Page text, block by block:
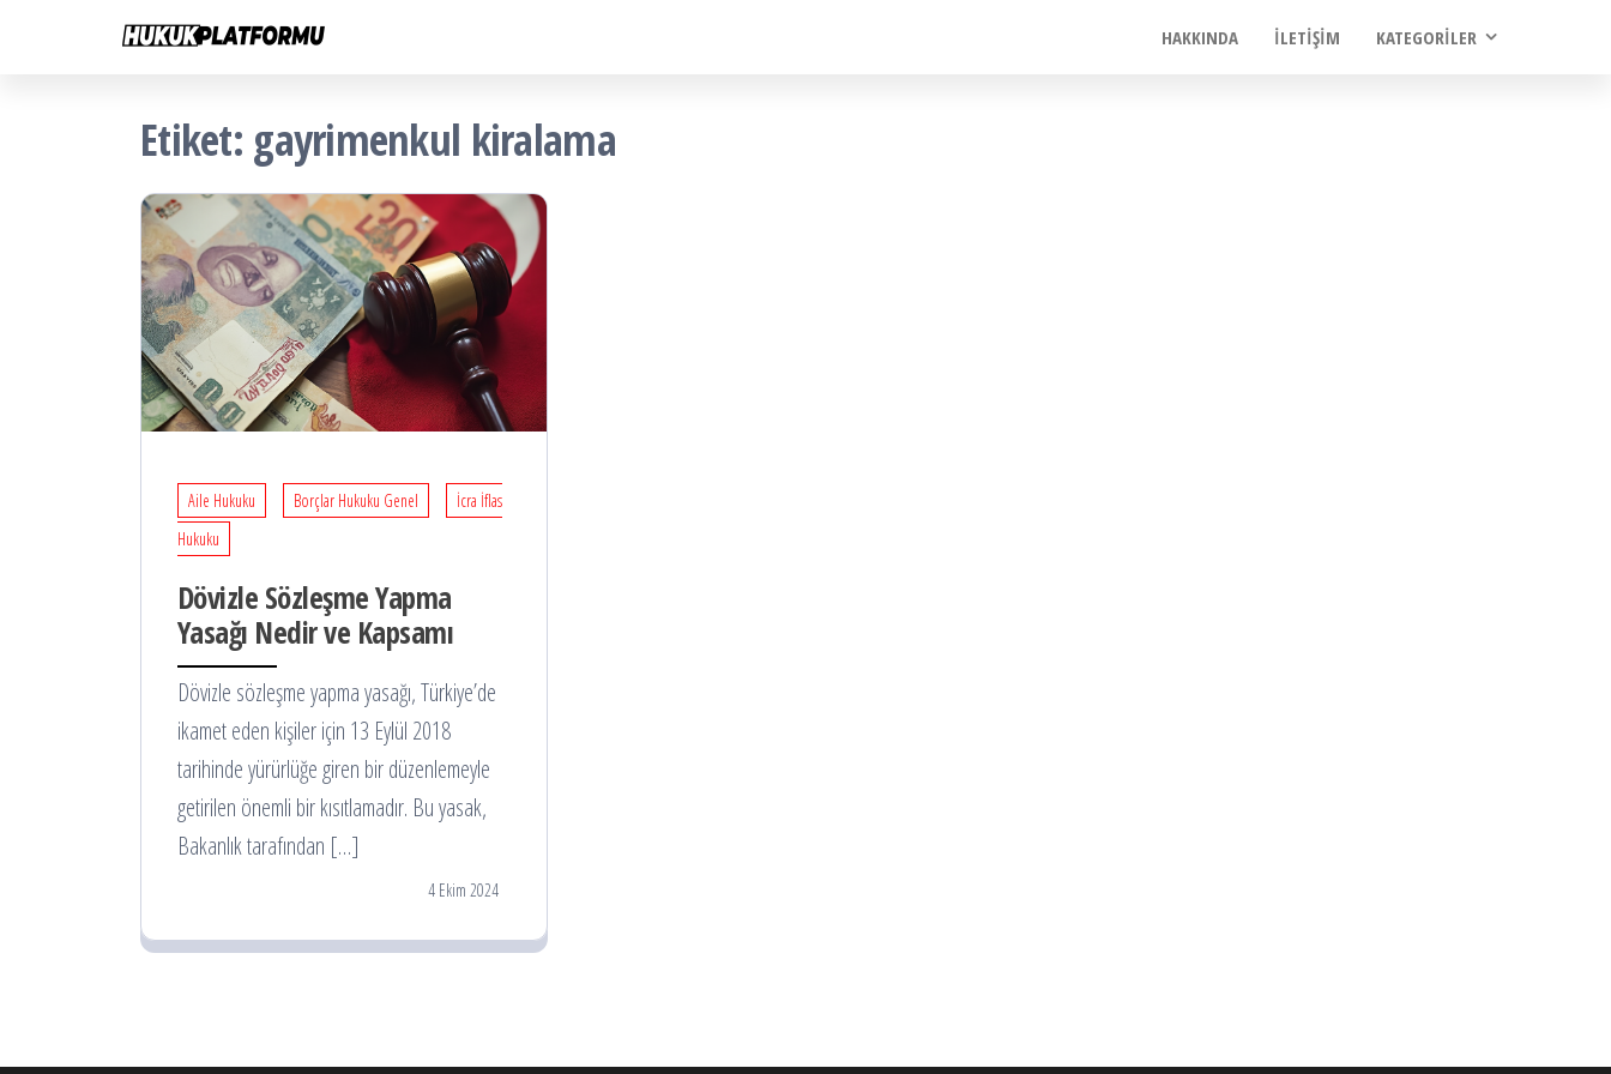
HAKKINDA İLETIŞIM KATEGORILER
Etiket: gayrimenkul kiralama
Aile Hukuku Borçlar Hukuku Genel
İcra İflas
Hukuku
Dövizle Sözleşme Yapma
Yasağı Nedir ve Kapsamı
Dövizle sözleşme yapma yasağı, Türkiye’de
ikamet eden kişiler için 13 Eylül 2018
tarihinde yürürlüğe giren bir düzenlemeyle
getirilen önemli bir kısıtlamadır. Bu yasak,
Bakanlık tarafından […]
4 Ekim 2024